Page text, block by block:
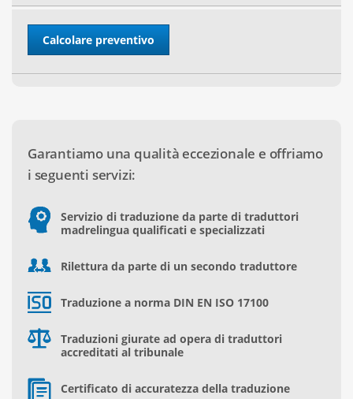
Garantiamo una qualità eccezionale e offriamo
i seguenti servizi:
Servizio di traduzione da parte di traduttori
madrelingua qualificati e specializzati
Rilettura da parte di un secondo traduttore
Traduzione a norma DIN EN ISO 17100
Traduzioni giurate ad opera di traduttori
accreditati al tribunale
Certificato di accuratezza della traduzione